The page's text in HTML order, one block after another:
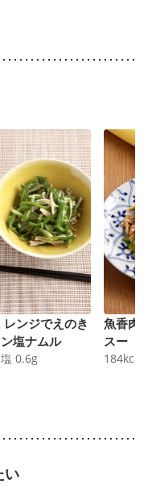
レンジでえのき
塩ナムル
0.6g
魚香肉
スー
184kcal
い